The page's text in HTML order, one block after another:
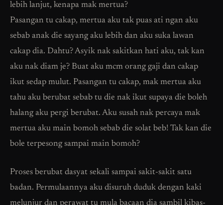
lebih lanjut, kenapa mak mertua?
Pasangan tu cakap, mertua aku tak puas ati ngan aku
sebab anak die sayang aku lebih dan aku suka lawan
cakap dia. Dahtu? Asyik nak sakitkan hati aku, tak kan
aku nak diam je? Buat aku mcm orang gaji dan cakap
ikut sedap mulut. Pasangan tu cakap, mak mertua aku
tahu aku berubat sebab tu die nak ikut supaya die boleh
halang aku pergi berubat. Aku susah nak percaya mak
mertua aku main bomoh sebab die solat beb! Tak kan die
bole terpesong sampai main bomoh?
Proses berubat dasyat sekali sampai sakit-sakit satu
badan. Permulaannya aku disuruh duduk dengan kaki
melunjur dan perawat tu mula bacaan dia sambil kibas-